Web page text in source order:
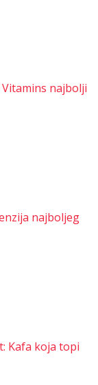
najbolji
najboljeg
Kafa koja topi